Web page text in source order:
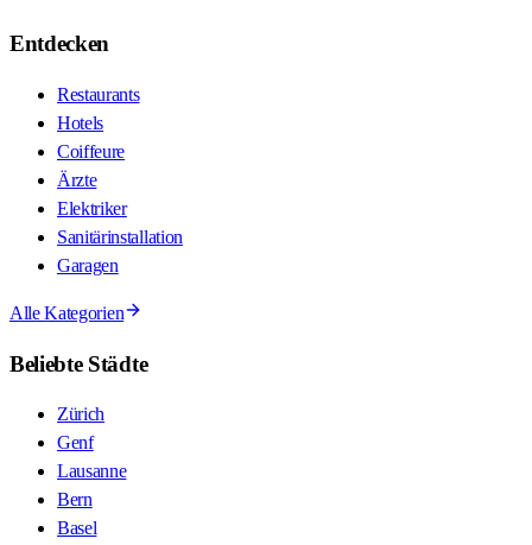
Entdecken
Restaurants
Hotels
Coiffeure
Ärzte
Elektriker
Sanitärinstallation
Garagen
Alle Kategorien
Beliebte Städte
Zürich
Genf
Lausanne
Bern
Basel